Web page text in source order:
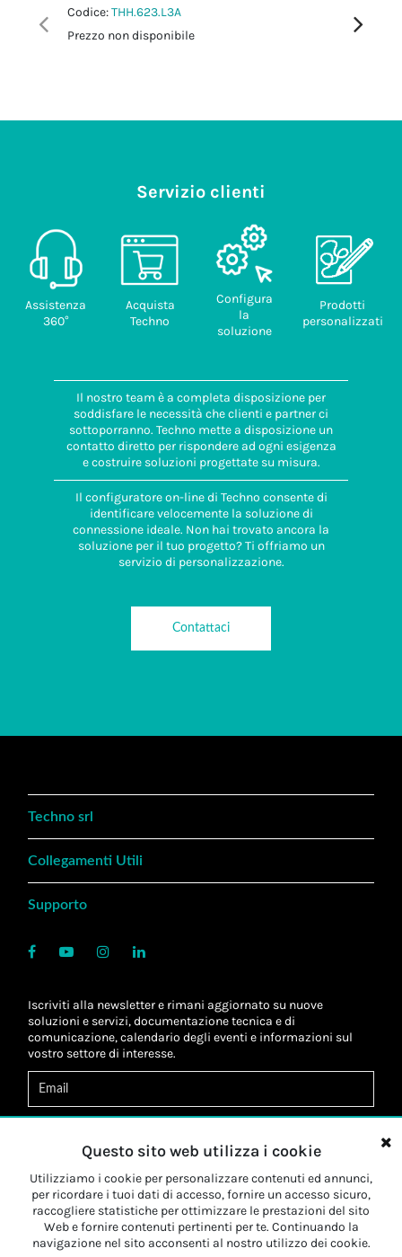
Codice:THH.623.L3A
Prezzo non disponibile
Prezzo
Servizio clienti
Assistenza
360°
Acquista
Techno
Configura
la
soluzione
Prodotti
personalizzati
Il nostro team è a completa disposizione per
soddisfare le necessità che clienti e partner ci
sottoporranno. Techno mette a disposizione un
contatto diretto per rispondere ad ogni esigenza
e costruire soluzioni progettate su misura.
Il configuratore on-line di Techno consente di
identificare velocemente la soluzione di
connessione ideale. Non hai trovato ancora la
soluzione per il tuo progetto? Ti offriamo un
servizio di personalizzazione.
Contattaci
Techno srl
Collegamenti Utili
Supporto
Iscriviti alla newsletter e rimani aggiornato su nuove
soluzioni e servizi, documentazione tecnica e di
comunicazione, calendario degli eventi e informazioni sul
vostro settore di interesse.
Letta l'informativa, autorizzo altrattamento dei miei dati
personali*
Letta l'informativa, autorizzo al trattamento dei miei dati
personali a fini dimarketing*
Iscriviti
Questo sito web utilizza i cookie
Utilizziamo i cookie per personalizzare contenuti ed annunci,
per ricordare i tuoi dati di accesso, fornire un accesso sicuro,
raccogliere statistiche per ottimizzare le prestazioni del sito
Web e fornire contenuti pertinenti per te. Continuando la
navigazione nel sito acconsenti al nostro utilizzo dei cookie.